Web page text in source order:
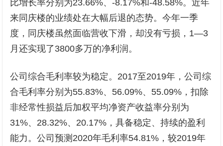
比增长率分别为23.66%、-8.17%和-48.58%。近年
来同庆楼的业绩处在大幅后退的态势。今年一季
度，同庆楼虽然面临营收下滑，却没有亏损，1—3
月还实现了3800多万的净利润。
公司综合毛利率较为稳定。2017至2019年，公司综
合毛利率分别为55.83%、56.09%、55.09%，扣除
非经常性损益后加权平均净资产收益率分别为
31%、28.32%、20.17%，具备稳定、持续的盈利
能力。公司预测2020年毛利率54.81%，较2019年